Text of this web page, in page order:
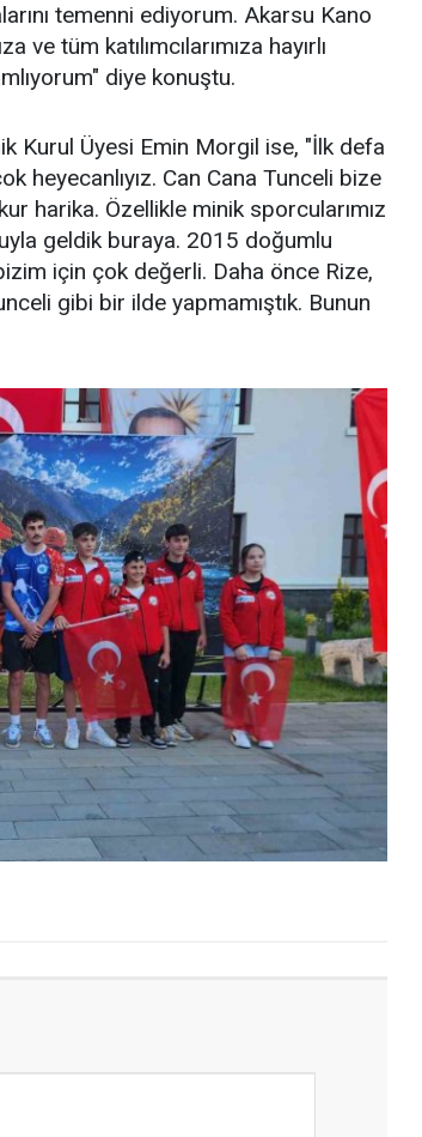
temenni ediyorum. Akarsu Kano
tüm katılımcılarımıza hayırlı
diye konuştu.
Kurul Üyesi Emin Morgil ise, "İlk defa
heyecanlıyız. Can Cana Tunceli bize
harika. Özellikle minik sporcularımız
geldik buraya. 2015 doğumlu
için çok değerli. Daha önce Rize,
gibi bir ilde yapmamıştık. Bunun